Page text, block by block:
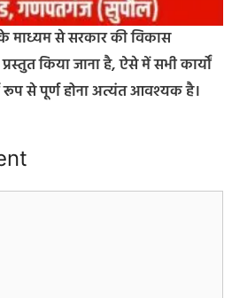
के माध्यम से सरकार की विकास
किया जाना है, ऐसे में सभी कार्यों
से पूर्ण होना अत्यंत आवश्यक है।